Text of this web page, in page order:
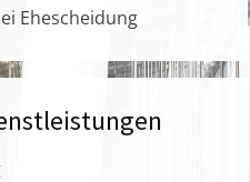
Ehescheidung